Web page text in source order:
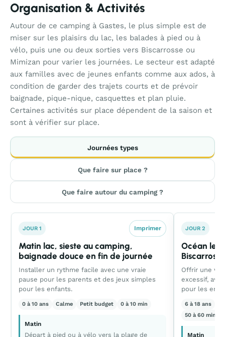
Organisation & Activités
Autour de ce camping à Gastes, le plus simple est de
miser sur les plaisirs du lac, les balades à pied ou à
vélo, puis une ou deux sorties vers Biscarrosse ou
Mimizan pour varier les journées. Le secteur est adapté
aux familles avec de jeunes enfants comme aux ados, à
condition de garder des trajets courts et de prévoir
baignade, pique-nique, casquettes et plan pluie.
Certaines activités sur place dépendent de la saison et
sont à vérifier sur place.
Journées types
Que faire sur place ?
Que faire autour du camping ?
JOUR 1 Imprimer
Matin lac, sieste au camping,
baignade douce en fin de journée
Installer un rythme facile avec une vraie
pause pour les parents et des jeux simples
pour les enfants.
0 à 10 ans Calme Petit budget 0 à 10 min
Matin
Départ à pied ou à vélo vers la plage de
JOUR 2
Océan le
Biscarrosse
Offrir une
excessif,
pour les
6 à 18 ans
50 à 60 min
Matin